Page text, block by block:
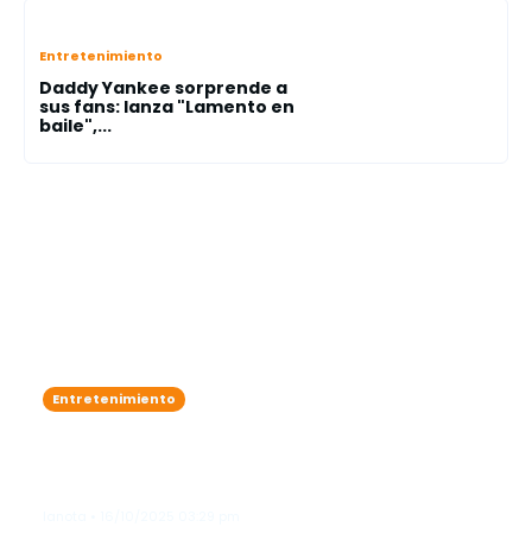
Entretenimiento
Daddy Yankee sorprende a
sus fans: lanza "Lamento en
baile",...
Entretenimiento